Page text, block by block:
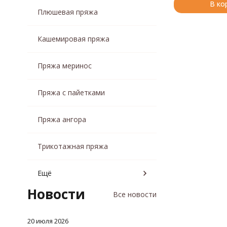
В
Плюшевая пряжа
Кашемировая пряжа
Пряжа меринос
Пряжа с пайетками
Пряжа ангора
Трикотажная пряжа
Ещё
Новости Все новости
20 июля 2026